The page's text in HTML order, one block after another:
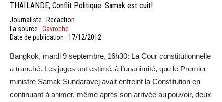
THAÏLANDE, Conflit Politique: Samak est cuit!
Journaliste : Redaction
La source : Gavroche
Date de publication : 17/12/2012
Bangkok, mardi 9 septembre, 16h30: La Cour constitutionnelle
a tranché. Les juges ont estimé, à l’unanimité, que le Premier
ministre Samak Sundaravej avait enfreint la Constitution en
continuant à animer, même après son arrivée au pouvoir, deux